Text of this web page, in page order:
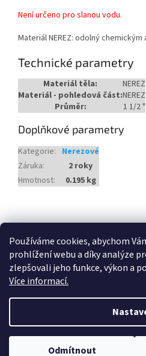
Používáme cookies, abychom
prohlížení webu a díky analýze
zlepšovali jeho funkce, výkon a
Více informací.
Odmítnout
Není určeno pro slanou vodu.
Materiál NEREZ: odolný
Technické parametry
Materiál těla:
NEREZ
Materiál - pohledová část:NEREZ
Průměr:
1 1/2 "
Doplňkové parametry
Kategorie: Nerezové
Záruka:
2 roky
Hmotnost: 0.195 kg
á
Vytvořil
Copyright 2026Český Bazén.
Upravit